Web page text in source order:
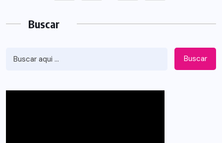
Buscar
Buscar